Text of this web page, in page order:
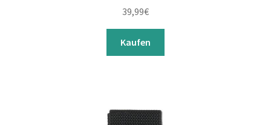
39,99€
Kaufen